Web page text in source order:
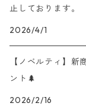
止しております。
2026/4/1
【ノベルティ】
ント🌲
2026/2/16